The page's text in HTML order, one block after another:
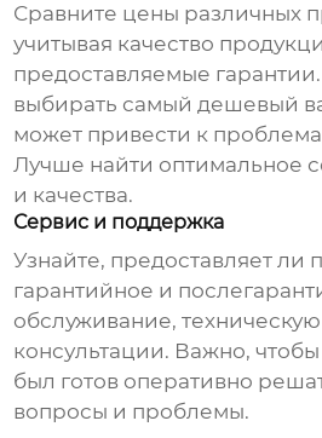
Сравните цены различных
учитывая качество
предоставляемые
выбирать самый дешевый
может привести к
Лучше найти оптимальное
и качества.
Сервис и поддержка
Узнайте, предоставляет ли
гарантийное и
обслуживание,
консультации. Важно,
был готов оперативно
вопросы и проблемы.